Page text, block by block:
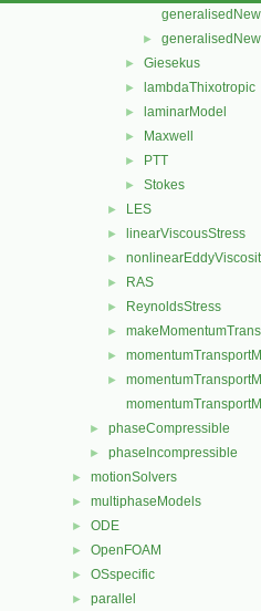
►
► Giesekus
► lambdaThixotropic
► laminarModel
► Maxwell
► PTT
► Stokes
► LES
► linearViscousStress
►
► RAS
► ReynoldsStress
►
►
►
► phaseCompressible
► phaseIncompressible
► motionSolvers
► multiphaseModels
► ODE
► OpenFOAM
► OSspecific
► parallel